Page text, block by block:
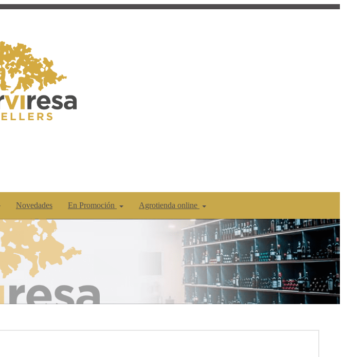
Novedades En Promoción Agrotienda online